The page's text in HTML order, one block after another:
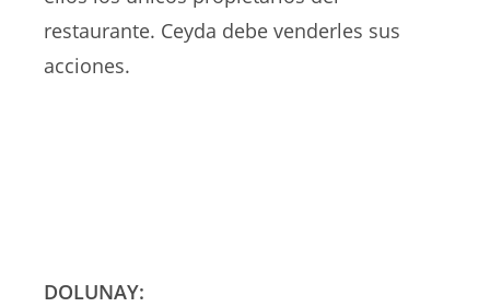
restaurante. Ceyda debe venderles sus
acciones.
DOLUNAY: